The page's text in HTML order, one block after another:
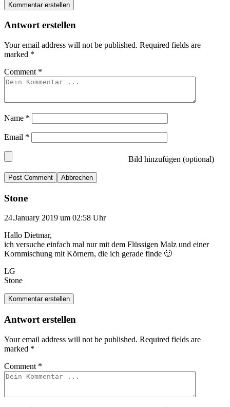
Kommentar erstellen
Antwort erstellen
Your email address will not be published. Required fields are
marked *
Comment *
Name *
Email *
Bild hinzufügen (optional)
Abbrechen
Stone
24.January 2019 um 02:58 Uhr
Hallo Dietmar,
ich versuche einfach mal nur mit dem Flüssigen Malz und einer
Kornmischung mit Körnern, die ich gerade finde 🙂
LG
Stone
Kommentar erstellen
Antwort erstellen
Your email address will not be published. Required fields are
marked *
Comment *